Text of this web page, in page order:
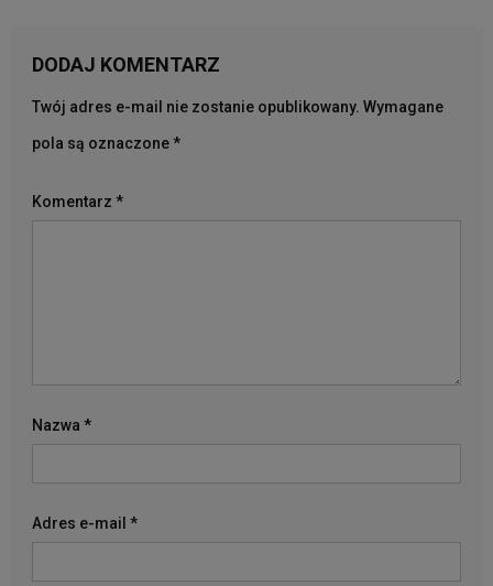
DODAJ KOMENTARZ
Twój adres e-mail nie zostanie opublikowany. Wymagane
pola są oznaczone*
Komentarz *
Nazwa *
Adres e-mail *